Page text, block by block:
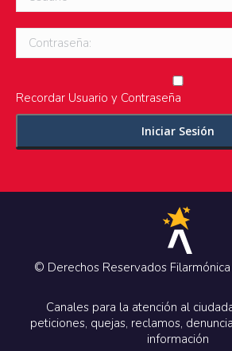
Contraseña:
Recordar Usuario y Contraseña
© Derechos Reservados
Canales para la atención al
peticiones, quejas, reclamos,
información